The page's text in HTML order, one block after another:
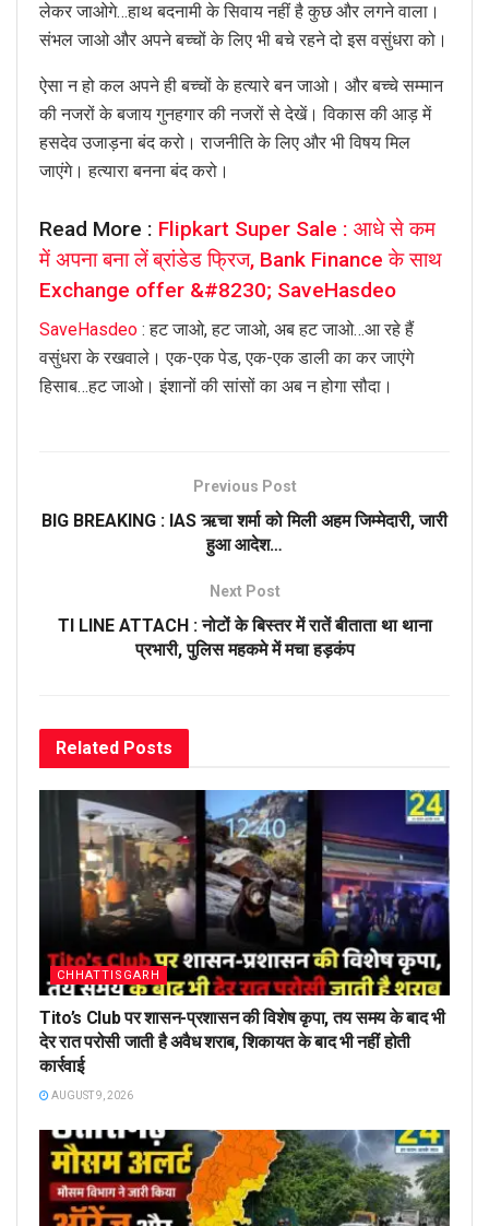
लेकर जाओगे…हाथ बदनामी के सिवाय नहीं है कुछ और लगने वाला।
संभल जाओ और अपने बच्चों के लिए भी बचे रहने दो इस वसुंधरा को।
ऐसा न हो कल अपने ही बच्चों के हत्यारे बन जाओ। और बच्चे सम्मान
की नजरों के बजाय गुनहगार की नजरों से देखें। विकास की आड़ में
हसदेव उजाड़ना बंद करो। राजनीति के लिए और भी विषय मिल
जाएंगे। हत्यारा बनना बंद करो।
Read More : Flipkart Super Sale : आधे से कम
में अपना बना लें ब्रांडेड फ्रिज, Bank Finance के साथ
Exchange offer &#8230; SaveHasdeo
SaveHasdeo : हट जाओ, हट जाओ, अब हट जाओ…आ रहे हैं
वसुंधरा के रखवाले। एक-एक पेड, एक-एक डाली का कर जाएंगे
हिसाब…हट जाओ। इंशानों की सांसों का अब न होगा सौदा।
Previous Post
BIG BREAKING : IAS ऋचा शर्मा को मिली अहम जिम्मेदारी, जारी
हुआ आदेश…
Next Post
TI LINE ATTACH : नोटों के बिस्तर में रातें बीताता था थाना
प्रभारी, पुलिस महकमे में मचा हड़कंप
Related Posts
CHHATTISGARH
Tito’s Club पर शासन-प्रशासन की विशेष कृपा, तय समय के बाद भी
देर रात परोसी जाती है अवैध शराब, शिकायत के बाद भी नहीं होती
कार्रवाई
AUGUST 9, 2026